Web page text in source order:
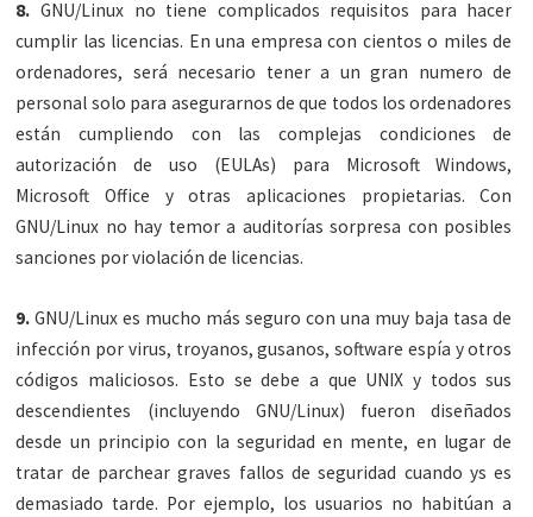
8. GNU/Linux no tiene complicados requisitos para hacer
cumplir las licencias. En una empresa con cientos o miles de
ordenadores, será necesario tener a un gran numero de
personal solo para asegurarnos de que todos los ordenadores
están cumpliendo con las complejas condiciones de
autorización de uso (EULAs) para Microsoft Windows,
Microsoft Office y otras aplicaciones propietarias. Con
GNU/Linux no hay temor a auditorías sorpresa con posibles
sanciones por violación de licencias.
9. GNU/Linux es mucho más seguro con una muy baja tasa de
infección por virus, troyanos, gusanos, software espía y otros
códigos maliciosos. Esto se debe a que UNIX y todos sus
descendientes (incluyendo GNU/Linux) fueron diseñados
desde un principio con la seguridad en mente, en lugar de
tratar de parchear graves fallos de seguridad cuando ys es
demasiado tarde. Por ejemplo, los usuarios no habitúan a